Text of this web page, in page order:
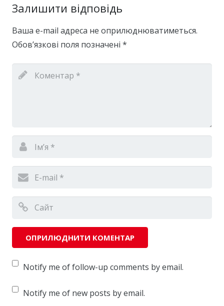
Залишити відповідь
Ваша e-mail адреса не оприлюднюватиметься.
Обов’язкові поля позначені *
Notify me of follow-up comments by email.
Notify me of new posts by email.